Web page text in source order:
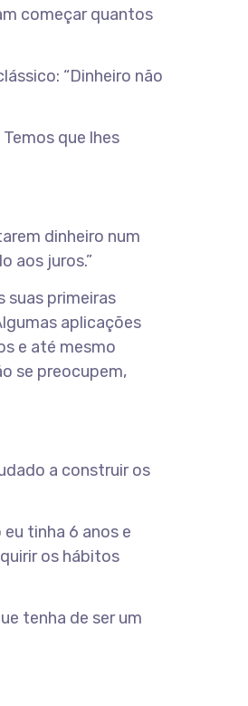
começar quantos
“Dinheiro não
que lhes
dinheiro num
aos juros.”
suas primeiras
aplicações
e até mesmo
se preocupem,
a construir os
tinha 6 anos e
os hábitos
tenha de ser um